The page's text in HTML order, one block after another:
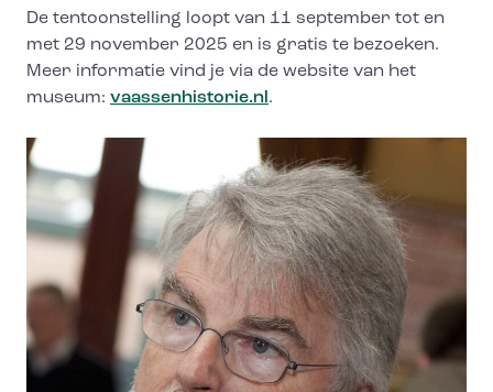
De tentoonstelling loopt van 11 september tot en
met 29 november 2025 en is gratis te bezoeken.
Meer informatie vind je via de website van het
museum: vaassenhistorie.nl .